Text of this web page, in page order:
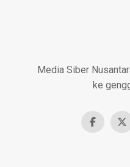
Media Siber
ke